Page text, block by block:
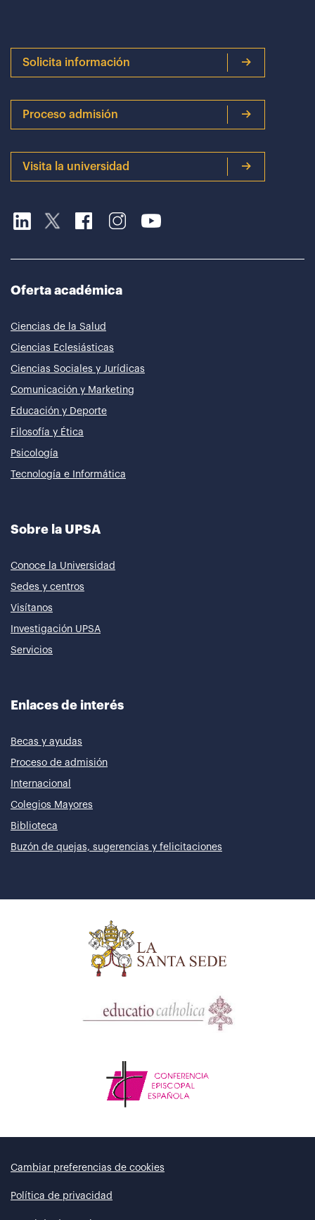
Solicita información
Proceso admisión
Visita la universidad
Oferta académica
Ciencias de la Salud
Ciencias Eclesiásticas
Ciencias Sociales y Jurídicas
Comunicación y Marketing
Educación y Deporte
Filosofía y Ética
Psicología
Tecnología e Informática
Sobre la UPSA
Conoce la Universidad
Sedes y centros
Visítanos
Investigación UPSA
Servicios
Enlaces de interés
Becas y ayudas
Proceso de admisión
Internacional
Colegios Mayores
Biblioteca
Buzón de quejas, sugerencias y felicitaciones
Cambiar preferencias de cookies
Política de privacidad